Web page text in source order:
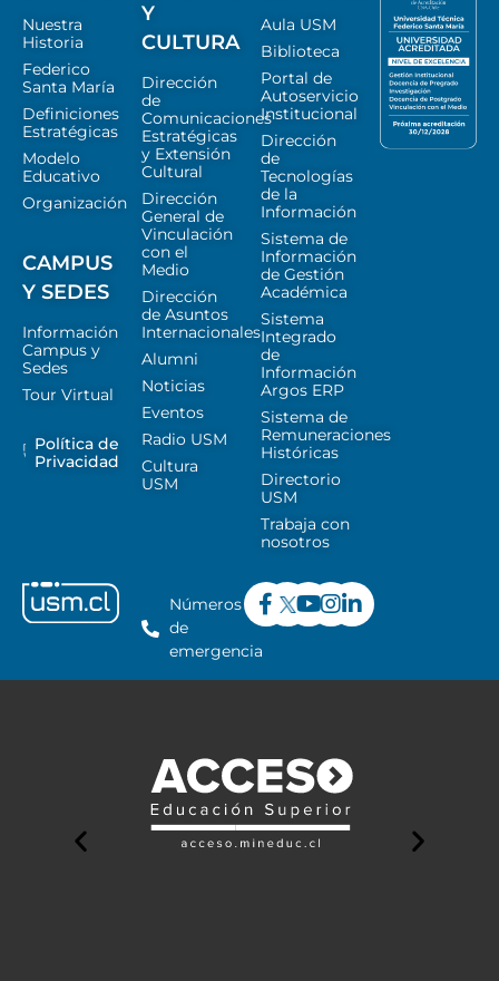
Nuestra
Historia
Federico
Santa María
Definiciones
Estratégicas
Modelo
Educativo
Organización
CAMPUS
Y SEDES
Información
Campus y
Sedes
Tour Virtual
Política de
Privacidad
Y
CULTURA
Dirección
de
Comunicaciones
Estratégicas
y Extensión
Cultural
Dirección
General de
Vinculación
con el
Medio
Dirección
de Asuntos
Internacionales
Alumni
Noticias
Eventos
Radio USM
Cultura
USM
Aula USM
Biblioteca
Portal de
Autoservicio
Institucional
Dirección
de
Tecnologías
de la
Información
Sistema de
Información
de Gestión
Académica
Sistema
Integrado
de
Información
Argos ERP
Sistema de
Remuneraciones
Históricas
Directorio
USM
Trabaja con
nosotros
Números
de
emergencia